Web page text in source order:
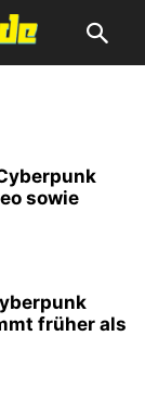
sowie
früher als